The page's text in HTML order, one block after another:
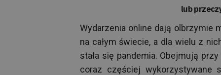
lub
Wydarzenia online dają olbrzymie
na całym świecie, a dla wielu z
stała się pandemia. Obejmują
coraz częściej wykorzystywane